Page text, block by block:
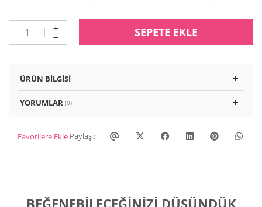
SEPETE EKLE
ÜRÜN BILGISI
YORUMLAR (0)
Favorilere Ekle Paylaş :